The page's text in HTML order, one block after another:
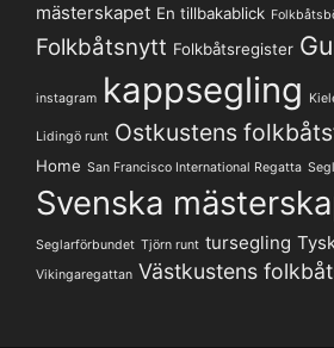
mästerskapet En tillbakablick
Folkbåtsnytt Folkbåtsregister
instagram kappsegling
Lidingö runt Ostkustens
Home San Francisco International Regatta
Svenska
Seglarförbundet Tjörn runt tursegling
Vikingaregattan Västkustens